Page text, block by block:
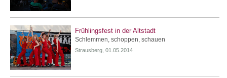
Frühlingsfest in der Altstadt
Schlemmen, schoppen, schauen
Strausberg, 01.05.2014